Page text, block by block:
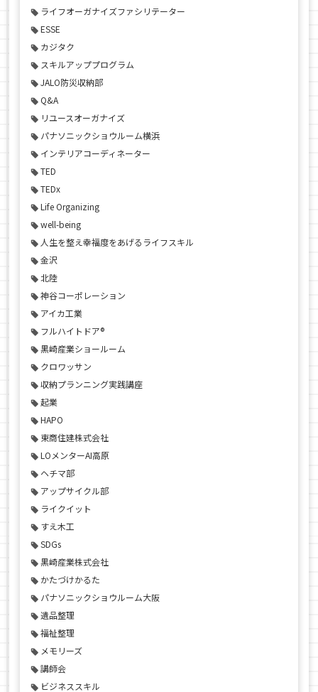
ライフオーガナイズファシリテーター
ESSE
カジタク
スキルアッププログラム
JALO防災収納部
Q&A
リユースオーガナイズ
パナソニックショウルーム横浜
インテリアコーディネーター
TED
TEDx
Life Organizing
well-being
人生を整え幸福度をあげるライフスキル
金沢
北陸
神谷コーポレーション
アイカ工業
フルハイトドア®
黒崎産業ショールーム
クロワッサン
収納プランニング実践講座
起業
HAPO
東商住建株式会社
LOメンターAI高原
ヘチマ部
アップサイクル部
ライクイット
すえ木工
SDGs
黒崎産業株式会社
かたづけかるた
パナソニックショウルーム大阪
遺品整理
福祉整理
メモリーズ
講師会
ビジネススキル